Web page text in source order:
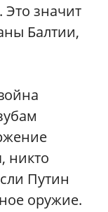
значит
Балтии,
никто
Путин
оружие.